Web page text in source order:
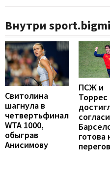
Внутри
Свитолина
шагнула в
четвертьфинал
WTA 1000,
обыграв
Анисимову
ПСЖ и
Торрес
готова